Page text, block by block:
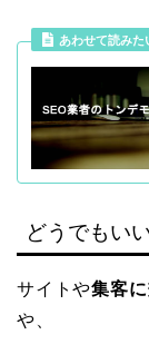
あわせて読みた
どうでもい
サイトや集客
や、